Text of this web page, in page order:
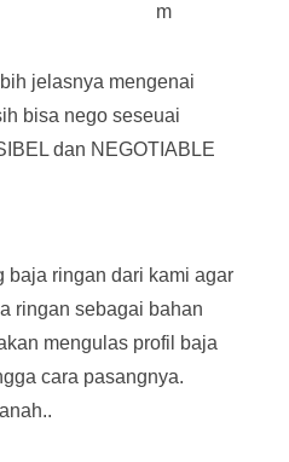
m
jelasnya mengenai
bisa nego seseuai
dan NEGOTIABLE
baja ringan dari kami agar
ringan sebagai bahan
mengulas profil baja
cara pasangnya.